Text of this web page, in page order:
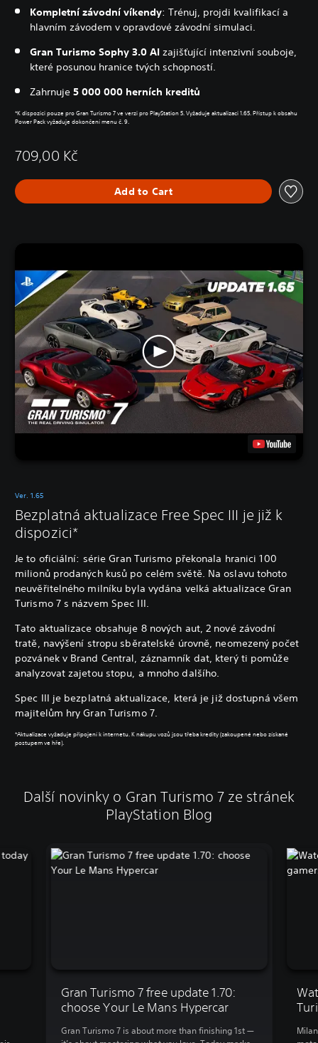
Kompletní závodní víkendy: Trénuj, projdi kvalifikací a
hlavním závodem v opravdové závodní simulaci.
Gran Turismo Sophy 3.0 AI zajišťující intenzivní souboje,
které posunou hranice tvých schopností.
Zahrnuje 5 000 000 herních kreditů
*K dispozici pouze pro Gran Turismo 7 ve verzi pro PlayStation 5. Vyžaduje aktualizaci 1.65. Přístup k obsahu
Power Pack vyžaduje dokončení menu č. 9.
709,00 Kč
Add to Cart
Ver. 1.65
Bezplatná aktualizace Free Spec III je již k
dispozici*
Je to oficiální: série Gran Turismo překonala hranici 100
milionů prodaných kusů po celém světě. Na oslavu tohoto
neuvěřitelného milníku byla vydána velká aktualizace Gran
Turismo 7 s názvem Spec III.
Tato aktualizace obsahuje 8 nových aut, 2 nové závodní
tratě, navýšení stropu sběratelské úrovně, neomezený počet
pozvánek v Brand Central, záznamník dat, který ti pomůže
analyzovat zajetou stopu, a mnoho dalšího.
Spec III je bezplatná aktualizace, která je již dostupná všem
majitelům hry Gran Turismo 7.
*Aktualizace vyžaduje připojení k internetu. K nákupu vozů jsou třeba kredity (zakoupené nebo získané
postupem ve hře).
Další novinky o Gran Turismo 7 ze stránek
PlayStation Blog
Gran Turismo 7 free update 1.70:
choose Your Le Mans Hypercar
Gran Turismo 7 is about more than finishing 1st —